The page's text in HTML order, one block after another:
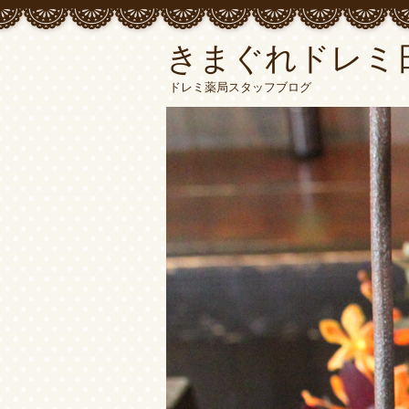
きまぐれドレミ
ドレミ薬局スタッフブログ